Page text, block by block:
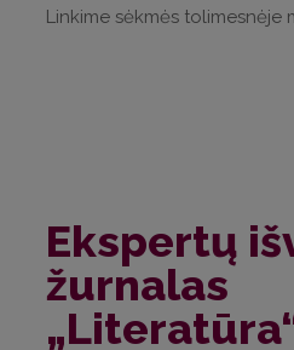
Linkime sėkmės tolimesnėje
Ekspertų
žurnalas